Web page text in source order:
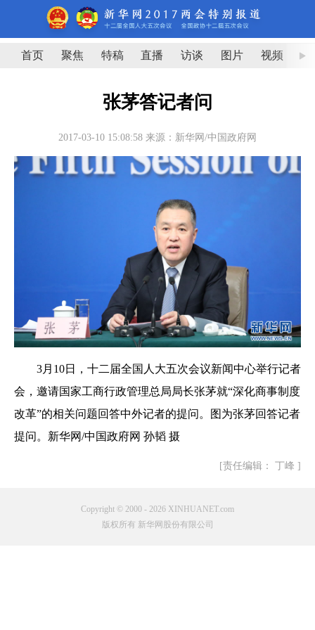
首页 聚焦 特稿 直播 访谈 图片 视频 图
张茅答记者问
2017-03-10 15:08:58 来源：新华网/中国政府网
3月10日，十二届全国人大五次会议新闻中心举行记者
会，邀请国家工商行政管理总局局长张茅就“深化商事制度
改革”的相关问题回答中外记者的提问。图为张茅回答记者
提问。新华网/中国政府网 孙韬 摄
[责任编辑： 丁峰 ]
Copyright © 2000 - 2026 XINHUANET.com
版权所有 新华网股份有限公司